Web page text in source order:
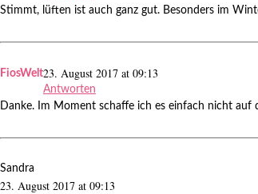
Stimmt, lüften ist auch ganz gut. Besonders im
FiosWelt23. August 2017 at 09:13
Antworten
Danke. Im Moment schaffe ich es einfach nicht auf
Sandra
23. August 2017 at 09:13